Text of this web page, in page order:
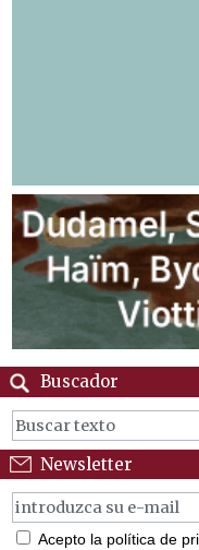
Buscador
Newsletter
Acepto la política de